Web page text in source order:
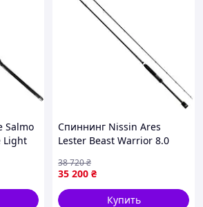
Salmo
Light
Спиннинг Nissin Ares
Lester Beast Warrior 8.0
берегового джига, HSVF
carbon, титановая рама
|neper-1703|
35 200 ₴
38 720₴
Купить